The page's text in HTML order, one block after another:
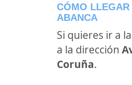
CÓMO
ABANCA
Si quieres ir a
a la dirección
Coruña.